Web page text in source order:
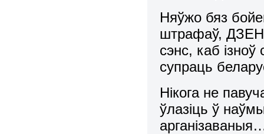
Няўжо бяз
штрафаў,
сэнс, каб
супраць
Нікога не
ўлазіць ў